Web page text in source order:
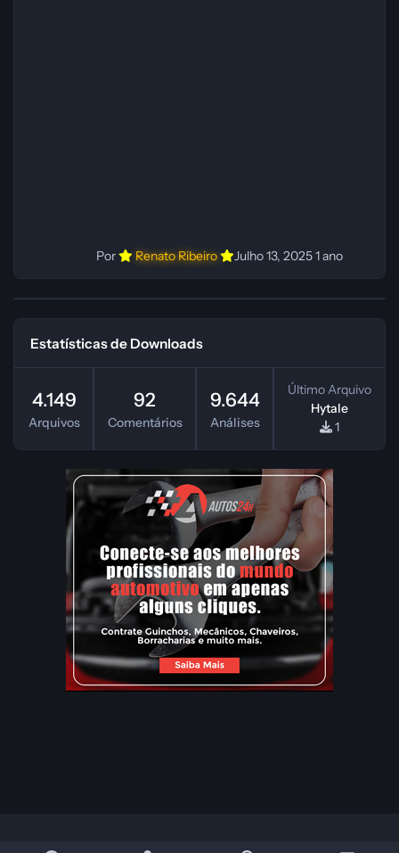
Por Renato Ribeiro Julho 13, 20251 ano
Estatísticas de Downloads
4.149
Arquivos
92
Comentários
9.644
Análises
Último Arquivo
Hytale
1